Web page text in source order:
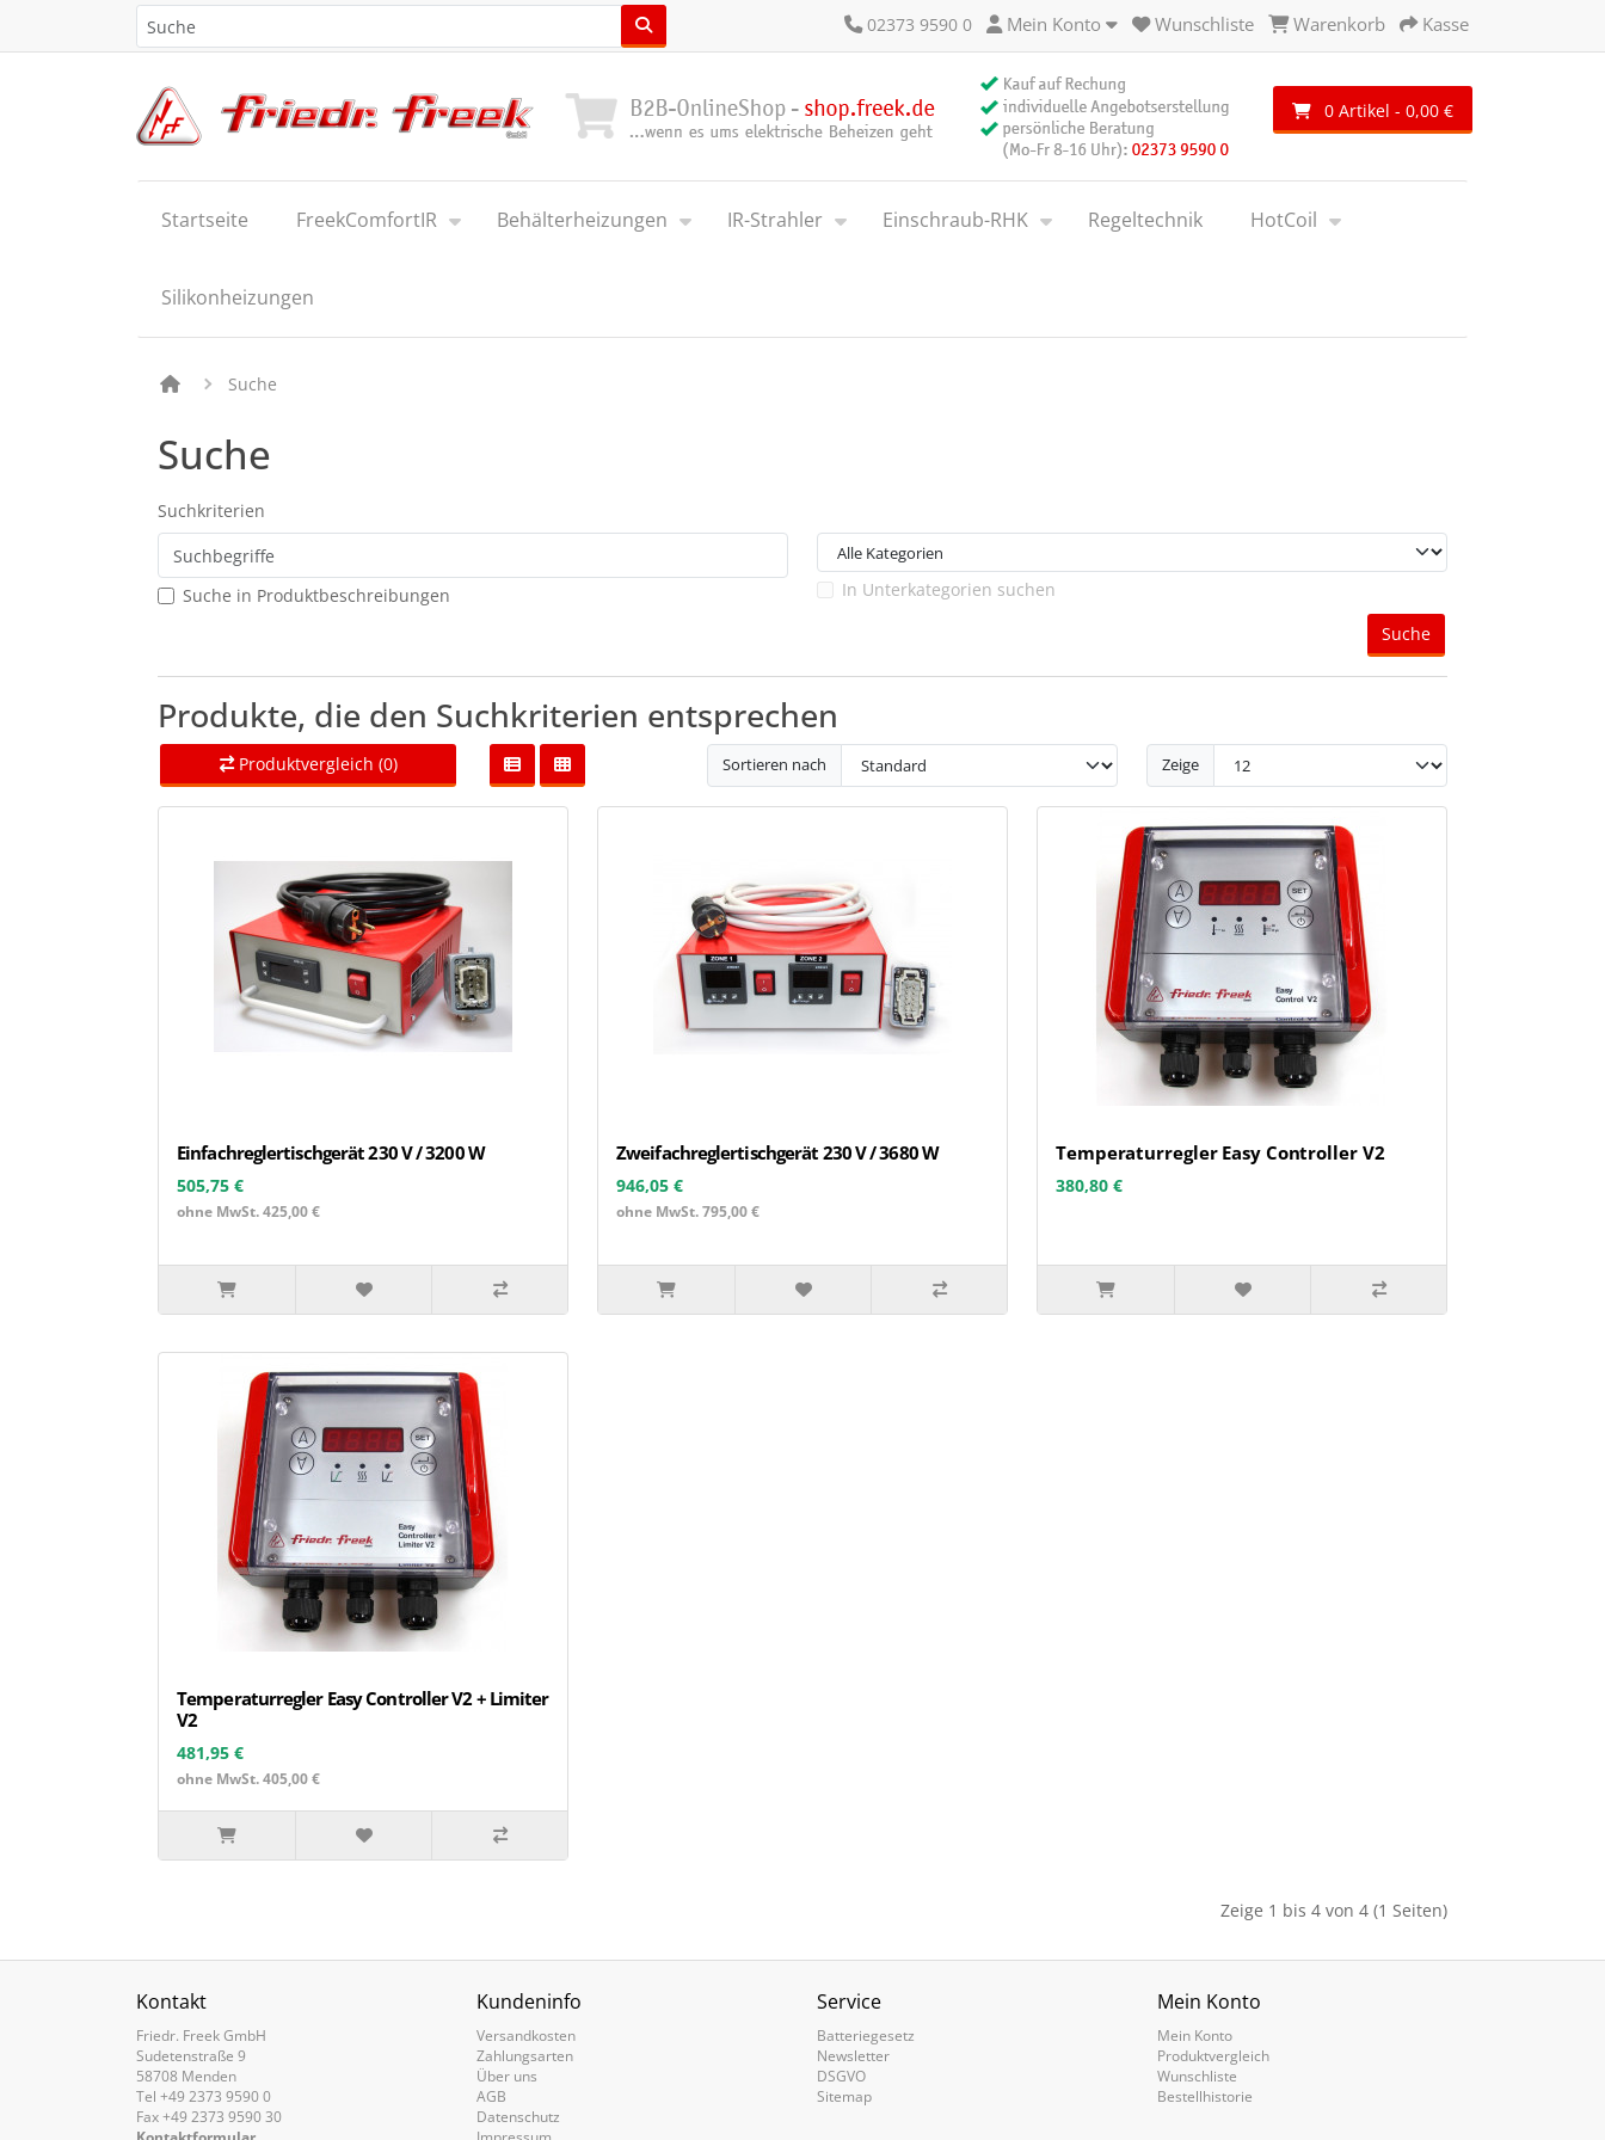
02373 9590 0 Mein Konto Wunschliste Warenkorb Kasse
0 Artikel - 0,00 €
Startseite FreekComfortIR Behälterheizungen IR-Strahler Einschraub-RHK Regeltechnik HotCoil
Silikonheizungen
Suche
Suche
Suchkriterien
Suche in Produktbeschreibungen
In Unterkategorien suchen
Suche
Produkte, die den Suchkriterien entsprechen
Produktvergleich (0) Sortieren nach Zeige
Einfachreglertischgerät 230 V / 3200 W
505,75 €
ohne MwSt. 425,00 €
Zweifachreglertischgerät 230 V / 3680 W
946,05 €
ohne MwSt. 795,00 €
Temperaturregler Easy Controller V2
380,80 €
Temperaturregler Easy Controller V2 + Limiter
V2
481,95 €
ohne MwSt. 405,00 €
Zeige 1 bis 4 von 4 (1 Seiten)
Kontakt
Friedr. Freek GmbH
Sudetenstraße 9
58708 Menden
Tel +49 2373 9590 0
Fax +49 2373 9590 30
Kundeninfo
Versandkosten
Zahlungsarten
Über uns
AGB
Datenschutz
Service
Batteriegesetz
Newsletter
DSGVO
Sitemap
Mein Konto
Mein Konto
Produktvergleich
Wunschliste
Bestellhistorie